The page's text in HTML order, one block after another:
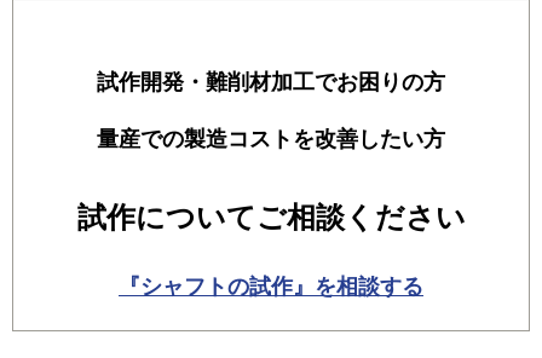
試作開発・難削材加工でお困りの方
量産での製造コストを改善したい方
試作についてご相談ください
『シャフトの試作』を相談する